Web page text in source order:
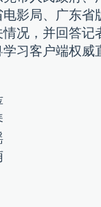
影局、广东省
况，并回答记
习客户端权威